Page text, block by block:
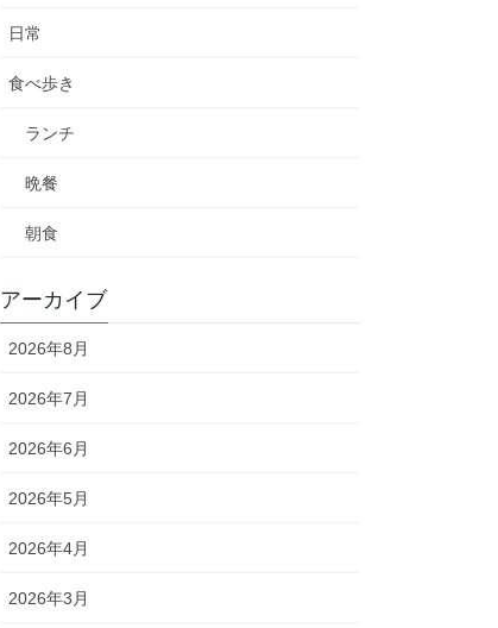
日常
食べ歩き
ランチ
晩餐
朝食
アーカイブ
2026年8月
2026年7月
2026年6月
2026年5月
2026年4月
2026年3月